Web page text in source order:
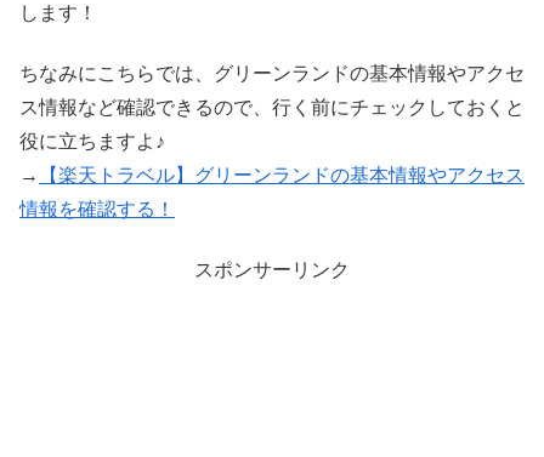
します！
ちなみにこちらでは、グリーンランドの基本情報やアクセ
ス情報など確認できるので、行く前にチェックしておくと
役に立ちますよ♪
→
【楽天トラベル】グリーンランドの基本情報やアクセス
情報を確認する！
スポンサーリンク